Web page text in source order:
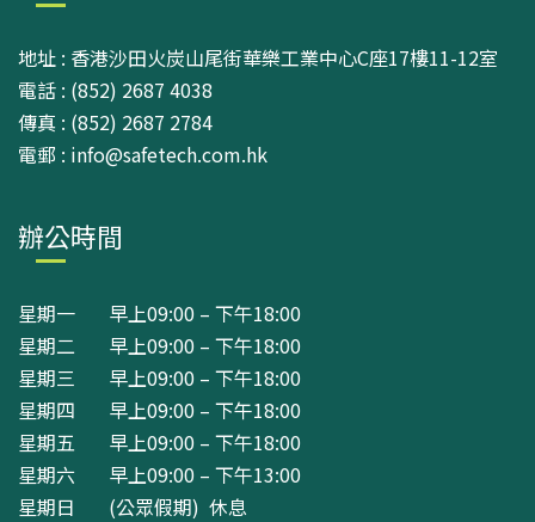
地址 : 香港沙田火炭山尾街華樂工業中心C座17樓11-12室
電話 : (852) 2687 4038
傳真 : (852) 2687 2784
電郵 : info@safetech.com.hk
辦公時間
星期一 早上09:00 – 下午18:00
星期二 早上09:00 – 下午18:00
星期三 早上09:00 – 下午18:00
星期四 早上09:00 – 下午18:00
星期五 早上09:00 – 下午18:00
星期六 早上09:00 – 下午13:00
星期日 (公眾假期) 休息